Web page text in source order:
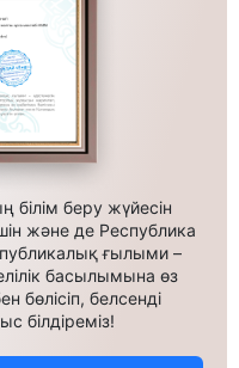
білім беру жүйесін
және де Республика
ғылыми –
басылымына өз
бөлісіп, белсенді
білдіреміз!